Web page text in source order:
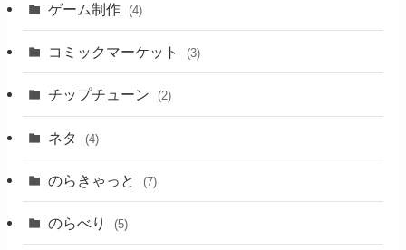
ゲーム制作 (4)
コミックマーケット (3)
チップチューン (2)
ネタ (4)
のらきゃっと (7)
のらべり (5)